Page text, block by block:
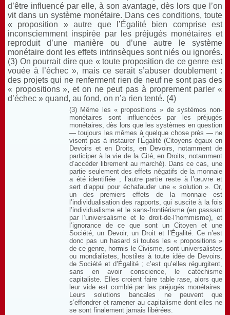
d’être influencé par elle, à son avantage, dès lors que l’on
vit dans un système monétaire. Dans ces conditions, toute
« proposition » autre que l’Égalité bien comprise est
inconsciemment inspirée par les préjugés monétaires et
reproduit d’une manière ou d’une autre le système
monétaire dont les effets intrinsèques sont niés ou ignorés.
(3) On pourrait dire que « toute proposition de ce genre est
vouée à l’échec », mais ce serait s’abuser doublement :
des projets qui ne renferment rien de neuf ne sont pas des
« propositions », et on ne peut pas à proprement parler «
d’échec » quand, au fond, on n’a rien tenté. (4)
(3) Même les « propositions » de systèmes non-
monétaires sont influencées par les préjugés
monétaires, dès lors que les systèmes en question
— toujours les mêmes à quelque chose près — ne
visent pas à instaurer l’Égalité (Citoyens égaux en
Devoirs et en Droits, en Devoirs, notamment de
participer à la vie de la Cité, en Droits, notamment
d’accéder librement au marché). Dans ce cas, une
partie seulement des effets négatifs de la monnaie
a été identifiée ; l’autre partie reste à l’œuvre et
sert d’appui pour échafauder une « solution ». Or,
un des premiers effets de la monnaie est
l’individualisation des rapports, qui suscite à la fois
l’individualisme et le sans-frontiérisme (en passant
par l’universalisme et le droit-de-l’hommisme), et
l’ignorance de ce que sont un Citoyen et une
Société, un Devoir, un Droit et l’Égalité. Ce n’est
donc pas un hasard si toutes les « propositions »
de ce genre, hormis le Civisme, sont universalistes
ou mondialistes, hostiles à toute idée de Devoirs,
de Société et d’Égalité ; c’est qu’elles régurgitent,
sans en avoir conscience, le catéchisme
capitaliste. Elles croient faire table rase, alors que
leur vide est comblé par les préjugés monétaires.
Leurs solutions bancales ne peuvent que
s’effondrer et ramener au capitalisme dont elles ne
se sont finalement jamais libérées.